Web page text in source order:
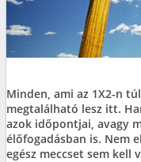
Minden, ami az 1X2-n
megtalálható lesz itt.
azok időpontjai, avagy
élőfogadásban is. Nem
egész meccset sem kell